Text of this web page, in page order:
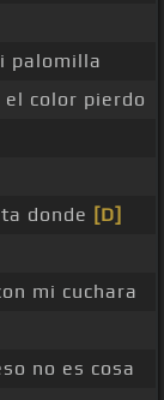
palomilla
el color pierdo
donde [D]
mi cuchara
no es cosa